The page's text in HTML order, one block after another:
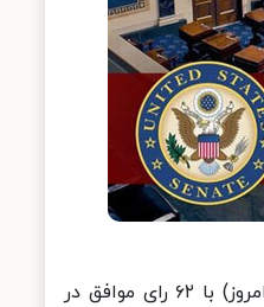
به گزارش خبرگزاری رویترز، اعضای مجلس سنای آمریکا بامداد پنج‌شنبه (امروز) با ۶۲ رای موافق در